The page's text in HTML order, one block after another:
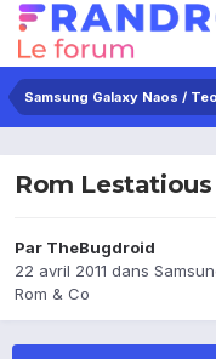
Rom Lestatious
Par TheBugdroid
22 avril 2011 dans
Rom & Co